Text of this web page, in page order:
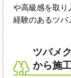
や高級感を取り
経験のあるツバ
ツバメ
から施